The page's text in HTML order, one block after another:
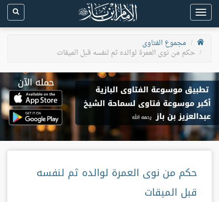
Toggle
navigation
مجموع الفتاوى
حكم من نوى العمرة لوالده ثم لنفسه قبل الميقات
حكم من نوى العمرة لوالده ثم لنفسه
قبل الميقات